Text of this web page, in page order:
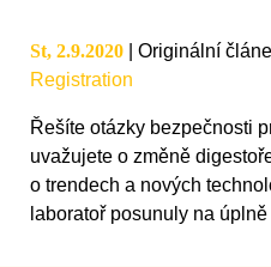
St, 2.9.2020 Originální
Registration
Řešíte otázky bezpečnosti
uvažujete o změně
o trendech a nových
laboratoř posunuly na